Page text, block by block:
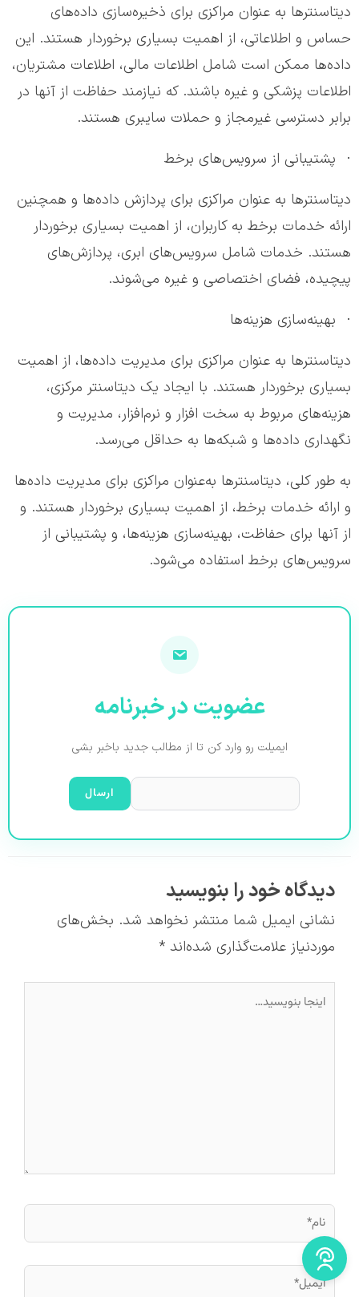
دیتاسنترها به عنوان مراکزی برای ذخیره‌سازی داده‌های
حساس و اطلاعاتی، از اهمیت بسیاری برخوردار هستند. این
داده‌ها ممکن است شامل اطلاعات مالی، اطلاعات مشتریان،
اطلاعات پزشکی و غیره باشند. که نیازمند حفاظت از آنها در
برابر دسترسی غیرمجاز و حملات سایبری هستند.
· پشتیبانی از سرویس‌های برخط
دیتاسنترها به عنوان مراکزی برای پردازش داده‌ها و همچنین
ارائه خدمات برخط به کاربران، از اهمیت بسیاری برخوردار
هستند. خدمات شامل سرویس‌های ابری، پردازش‌های
پیچیده، فضای اختصاصی و غیره می‌شوند.
· بهینه‌سازی هزینه‌ها
دیتاسنترها به عنوان مراکزی برای مدیریت داده‌ها، از اهمیت
بسیاری برخوردار هستند. با ایجاد یک دیتاسنتر مرکزی،
هزینه‌های مربوط به سخت افزار و نرم‌افزار، مدیریت و
نگهداری داده‌ها و شبکه‌ها به حداقل می‌رسد.
به طور کلی، دیتاسنترها به‌عنوان مراکزی برای مدیریت داده‌ها
و ارائه خدمات برخط، از اهمیت بسیاری برخوردار هستند. و
از آنها برای حفاظت، بهینه‌سازی هزینه‌ها، و پشتیبانی از
سرویس‌های برخط استفاده می‌شود.
عضویت در خبرنامه
ایمیلت رو وارد کن تا از مطالب جدید باخبر بشی
دیدگاه‌ خود را بنویسید
نشانی ایمیل شما منتشر نخواهد شد. بخش‌های
موردنیاز علامت‌گذاری شده‌اند *
اینجا
نام*
ایمیل*